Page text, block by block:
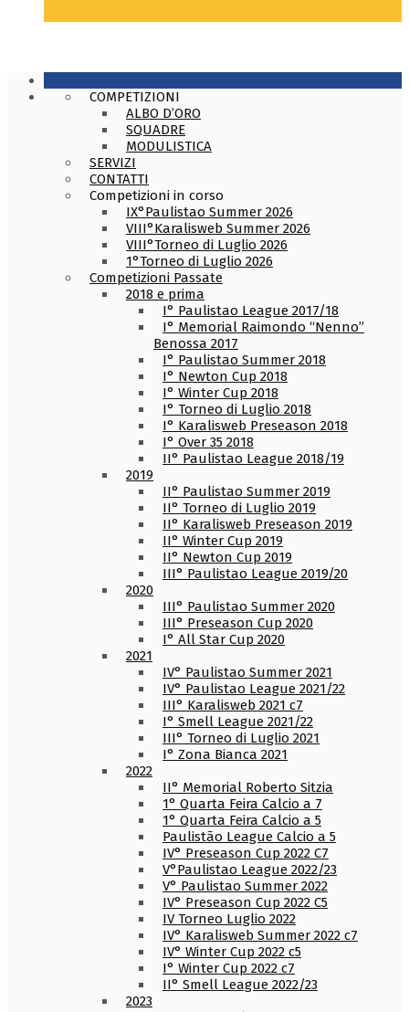
COMPETIZIONI
ALBO D’ORO
SQUADRE
MODULISTICA
SERVIZI
CONTATTI
Competizioni in corso
IX°Paulistao Summer 2026
VIII°Karalisweb Summer 2026
VIII°Torneo di Luglio 2026
1°Torneo di Luglio 2026
Competizioni Passate
2018 e prima
I° Paulistao League 2017/18
I° Memorial Raimondo “Nenno”
Benossa 2017
I° Paulistao Summer 2018
I° Newton Cup 2018
I° Winter Cup 2018
I° Torneo di Luglio 2018
I° Karalisweb Preseason 2018
I° Over 35 2018
II° Paulistao League 2018/19
2019
II° Paulistao Summer 2019
II° Torneo di Luglio 2019
II° Karalisweb Preseason 2019
II° Winter Cup 2019
II° Newton Cup 2019
III° Paulistao League 2019/20
2020
III° Paulistao Summer 2020
III° Preseason Cup 2020
I° All Star Cup 2020
2021
IV° Paulistao Summer 2021
IV° Paulistao League 2021/22
III° Karalisweb 2021 c7
I° Smell League 2021/22
III° Torneo di Luglio 2021
I° Zona Bianca 2021
2022
II° Memorial Roberto Sitzia
1° Quarta Feira Calcio a 7
1° Quarta Feira Calcio a 5
Paulistão League Calcio a 5
IV° Preseason Cup 2022 C7
V°Paulistao League 2022/23
V° Paulistao Summer 2022
IV° Preseason Cup 2022 C5
IV Torneo Luglio 2022
IV° Karalisweb Summer 2022 c7
IV° Winter Cup 2022 c5
I° Winter Cup 2022 c7
II° Smell League 2022/23
2023